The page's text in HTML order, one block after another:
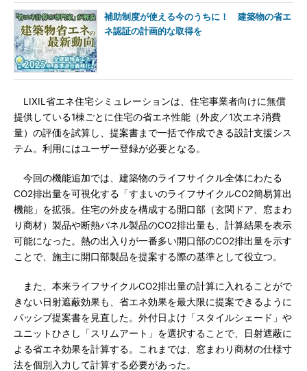
補助制度が使える今のうちに！ 建築物の省エ
ネ認証の計画的な取得を
LIXIL省エネ住宅シミュレーションは、住宅事業者向けに無償
提供している1棟ごとに住宅の省エネ性能（外皮／1次エネ消費
量）の評価を試算し、提案書まで一括で作成できる設計支援シス
テム。利用にはユーザー登録が必要となる。
今回の機能追加では、建築物のライフサイクル全体にわたる
CO2排出量を可視化する「すまいのライフサイクルCO2簡易算出
機能」を拡張。住宅の外皮を構成する開口部（玄関ドア、窓まわ
り商材）製品や断熱パネル製品のCO2排出量も、計算結果を表示
可能になった。熱の出入りが一番多い開口部のCO2排出量を示す
ことで、施主に開口部製品を提案する際の基準として役立つ。
また、本来ライフサイクルCO2排出量の計算に入れることがで
きない日射遮蔽効果も、省エネ効果を最大限に提案できるように
パッシブ提案書を見直した。外付日よけ「スタイルシェード」や
ユニットひさし「スリムアート」を選択することで、日射遮蔽に
よる省エネ効果を計算する。これまでは、窓まわり商材の仕様寸
法を個別入力して計算する必要があった。